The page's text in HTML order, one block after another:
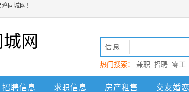
同城网！
网 信息
热门搜索： 兼职 招聘 零工
动 宝鸡
招聘信息 求职信息 房产租售 交友婚恋